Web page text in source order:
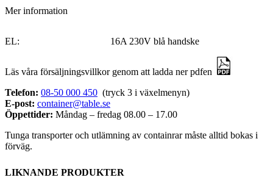
Mer information
EL: 16A 230V blå handske
Läs våra försäljningsvillkor genom att ladda ner pdfen
Telefon: 08-50 000 450 (tryck 3 i växelmenyn)
E-post: container@table.se
Öppettider: Måndag – fredag 08.00 – 17.00
Tunga transporter och utlämning av containrar måste alltid bokas i
förväg.
LIKNANDE PRODUKTER